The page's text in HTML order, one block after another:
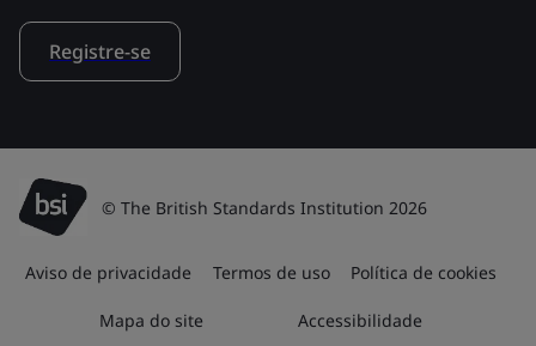
Registre-se
© The British Standards Institution 2026
Aviso de privacidade Termos de uso Política de cookies
Mapa do site Accessibilidade